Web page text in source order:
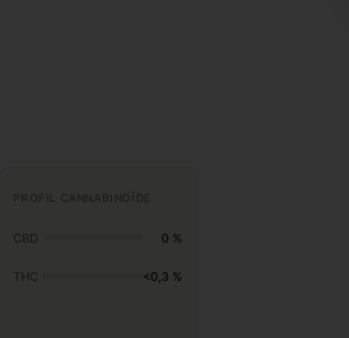
CBD 0 %
THC <0,3 %